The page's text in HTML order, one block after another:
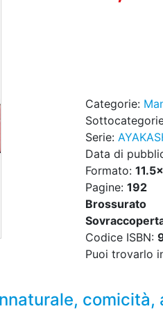
Categorie:
Serie:
Data di
Formato:
Pagine: 192
Brossurato
Codice ISBN:
Puoi trovarlo